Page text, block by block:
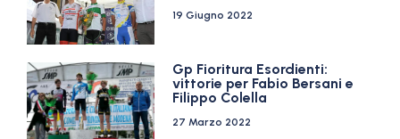
19 Giugno 2022
Gp Fioritura Esordienti:
vittorie per Fabio Bersani e
Filippo Colella
27 Marzo 2022